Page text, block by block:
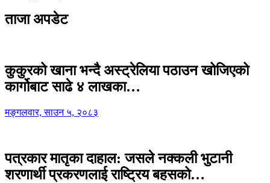
ताजा अपडेट
कुकुरको खाना भन्दै अस्ट्रेलिया पठाउन खोजिएको
कार्गोबाट साढे ४ लाखका…
मङ्गलवार, साउन ५, २०८३
पत्रकार मातृका दाहाल: जसले नक्कली भुटानी
शरणार्थी प्रकरणलाई राष्ट्रिय बहसको…